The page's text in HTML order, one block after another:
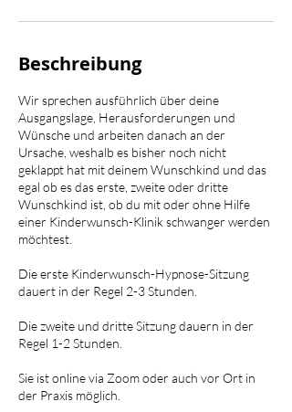
Beschreibung
Wir sprechen ausführlich über deine
Ausgangslage, Herausforderungen und
Wünsche und arbeiten danach an der
Ursache, weshalb es bisher noch nicht
geklappt hat mit deinem Wunschkind und das
egal ob es das erste, zweite oder dritte
Wunschkind ist, ob du mit oder ohne Hilfe
einer Kinderwunsch-Klinik schwanger werden
möchtest.
Die erste Kinderwunsch-Hypnose-Sitzung
dauert in der Regel 2-3 Stunden.
Die zweite und dritte Sitzung dauern in der
Regel 1-2 Stunden.
Sie ist online via Zoom oder auch vor Ort in
der Praxis möglich.